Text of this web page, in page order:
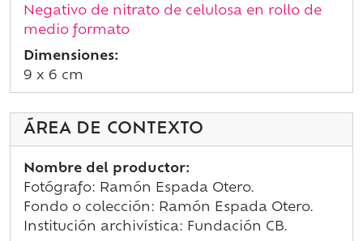
Negativo de nitrato de celulosa en rollo de
medio formato
Dimensiones:
9 x 6 cm
ÁREA DE CONTEXTO
Nombre del productor:
Fotógrafo: Ramón Espada Otero.
Fondo o colección: Ramón Espada Otero.
Institución archivística: Fundación CB.